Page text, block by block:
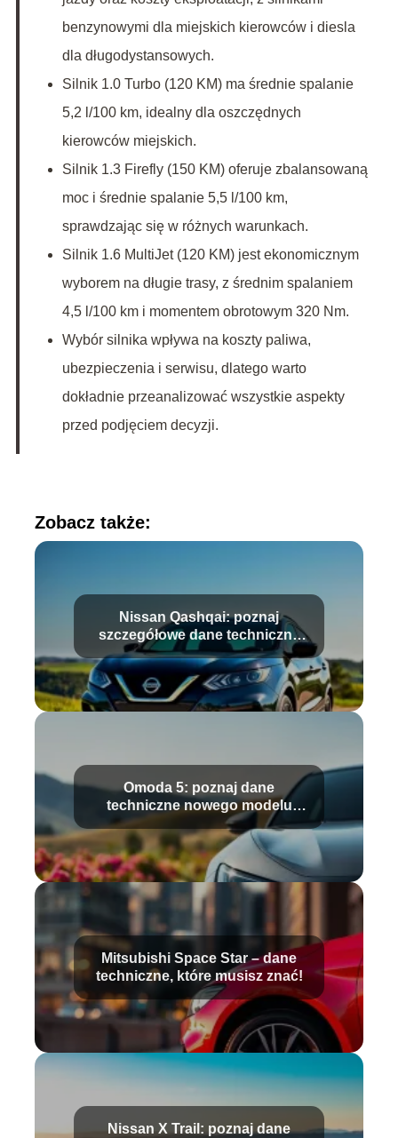
benzynowymi dla miejskich kierowców i diesla
dla długodystansowych.
Silnik 1.0 Turbo (120 KM) ma średnie spalanie
5,2 l/100 km, idealny dla oszczędnych
kierowców miejskich.
Silnik 1.3 Firefly (150 KM) oferuje zbalansowaną
moc i średnie spalanie 5,5 l/100 km,
sprawdzając się w różnych warunkach.
Silnik 1.6 MultiJet (120 KM) jest ekonomicznym
wyborem na długie trasy, z średnim spalaniem
4,5 l/100 km i momentem obrotowym 320 Nm.
Wybór silnika wpływa na koszty paliwa,
ubezpieczenia i serwisu, dlatego warto
dokładnie przeanalizować wszystkie aspekty
przed podjęciem decyzji.
Zobacz także:
Nissan Qashqai: poznaj
szczegółowe dane techniczne
modelu
Omoda 5: poznaj dane
techniczne nowego modelu
samochodu
Mitsubishi Space Star – dane
techniczne, które musisz znać!
Nissan X Trail: poznaj dane